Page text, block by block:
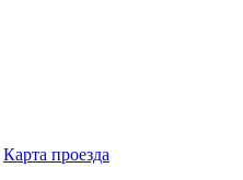
Карта проезда